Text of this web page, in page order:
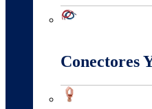
Conectores